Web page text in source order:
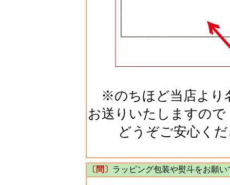
※のちほど当店より
お送りいたしますので
どうぞご安心くだ
〔問〕 ラッピング包装や熨斗をお願